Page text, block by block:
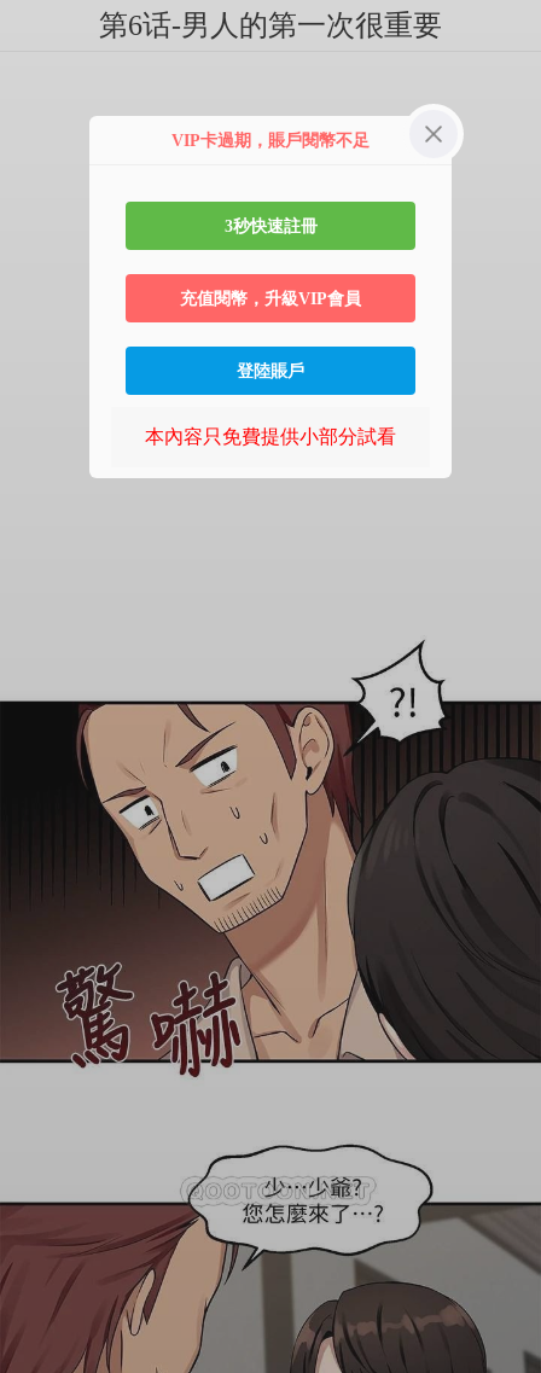
第6话-男人的第一次很重要
VIP卡過期，賬戶閱幣不足
3秒快速註冊
充值閱幣，升級VIP會員
登陸賬戶
本內容只免費提供小部分試看